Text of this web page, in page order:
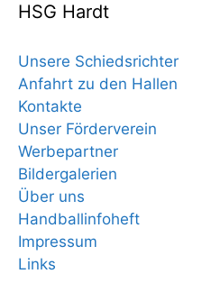
HSG Hardt
Unsere Schiedsrichter
Anfahrt zu den Hallen
Kontakte
Unser Förderverein
Werbepartner
Bildergalerien
Über uns
Handballinfoheft
Impressum
Links